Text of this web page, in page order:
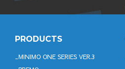
PRODUCTS
MINIMO ONE SERIES VER.3